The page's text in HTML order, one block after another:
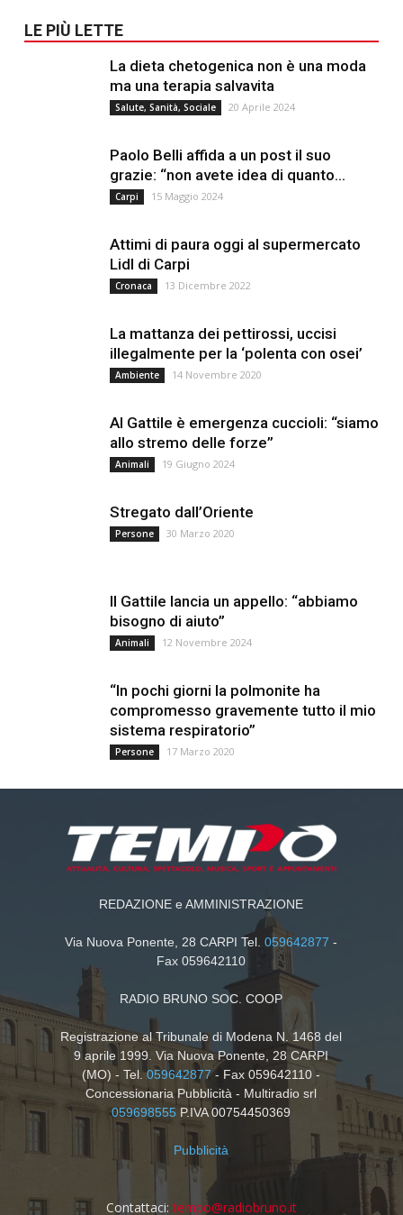
LE PIÙ LETTE
La dieta chetogenica non è una moda
ma una terapia salvavita
Salute, Sanità, Sociale 20 Aprile 2024
Paolo Belli affida a un post il suo
grazie: “non avete idea di quanto...
Carpi 15 Maggio 2024
Attimi di paura oggi al supermercato
Lidl di Carpi
Cronaca 13 Dicembre 2022
La mattanza dei pettirossi, uccisi
illegalmente per la ‘polenta con osei’
Ambiente 14 Novembre 2020
Al Gattile è emergenza cuccioli: “siamo
allo stremo delle forze”
Animali 19 Giugno 2024
Stregato dall’Oriente
Persone 30 Marzo 2020
Il Gattile lancia un appello: “abbiamo
bisogno di aiuto”
Animali 12 Novembre 2024
“In pochi giorni la polmonite ha
compromesso gravemente tutto il mio
sistema respiratorio”
Persone 17 Marzo 2020
REDAZIONE e AMMINISTRAZIONE
Via Nuova Ponente, 28 CARPI Tel.059642877 -
Fax 059642110
RADIO BRUNO SOC. COOP
Registrazione al Tribunale di Modena N. 1468 del
9 aprile 1999. Via Nuova Ponente, 28 CARPI
(MO) - Tel.059642877- Fax 059642110 -
Concessionaria Pubblicità - Multiradio srl
059698555 P.IVA 00754450369
Pubblicità
Contattaci: tempo@radiobruno.it